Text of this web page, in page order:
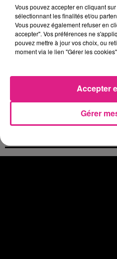
Casting de Woof : l'Euro-Métropole
4 août 2026
Officiel : Gauthier Hein quitte le FC
4 août 2026
Officiel : le lac de Madine reporte
Eclipse Solaire du 12 août : où
Chalets de Noël solidaires : la ville
Vosges : les feux d’artifice de
Vous pouvez accepter en cliquant
sélectionnant les finalités et/ou
Vous pouvez également refuser en
accepter". Vos préférences ne
pouvez mettre à jour vos choix, ou
moment via le lien "Gérer les
Gérer
Accepter